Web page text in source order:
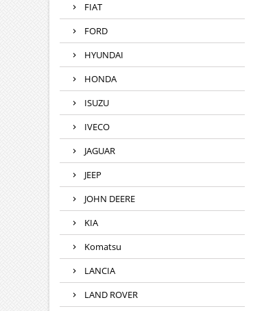
FIAT
FORD
HYUNDAI
HONDA
ISUZU
IVECO
JAGUAR
JEEP
JOHN DEERE
KIA
Komatsu
LANCIA
LAND ROVER